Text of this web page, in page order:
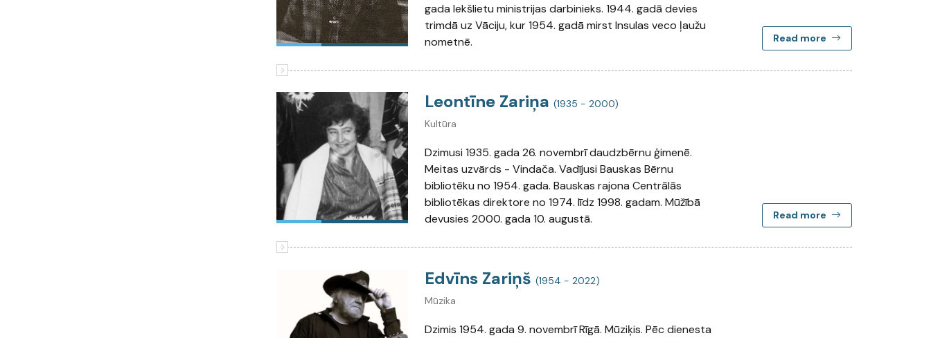
gada Iekšlietu ministrijas darbinieks. 1944. gadā devies
trimdā uz Vāciju, kur 1954. gadā mirst Insulas veco ļaužu
nometnē.
Read more
Leontīne Zariņa (1935 - 2000)
Kultūra
Dzimusi 1935. gada 26. novembrī daudzbērnu ģimenē.
Meitas uzvārds - Vindača. Vadījusi Bauskas Bērnu
bibliotēku no 1954. gada. Bauskas rajona Centrālās
bibliotēkas direktore no 1974. līdz 1998. gadam. Mūžībā
devusies 2000. gada 10. augustā.
Read more
Edvīns Zariņš (1954 - 2022)
Mūzika
Dzimis 1954. gada 9. novembrī Rīgā. Mūziķis. Pēc dienesta